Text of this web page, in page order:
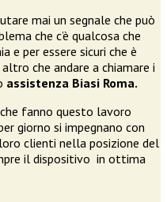
mai un segnale che può
che c’è qualcosa che
e per essere sicuri che è
che andare a chiamare i
assistenza Biasi Roma.
fanno questo lavoro
giorno si impegnano con
clienti nella posizione del
il dispositivo in ottima